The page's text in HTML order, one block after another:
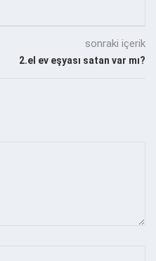
sonraki içerik
2.el ev eşyası satan var mı?